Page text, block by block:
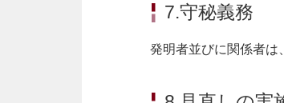
7.守秘義務
発明者並びに関係者は